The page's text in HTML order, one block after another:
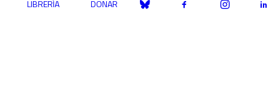
LIBRERÍA DONAR